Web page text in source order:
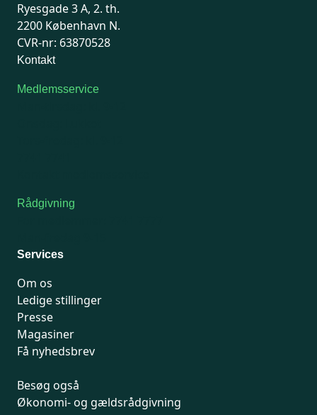
Ryesgade 3 A, 2. th.
2200 København N.
CVR-nr: 63870528
Kontakt
Medlemsservice
Rådgivning
Services
Om os
Ledige stillinger
Presse
Magasiner
Få nyhedsbrev
Besøg også
Økonomi- og gældsrådgivning